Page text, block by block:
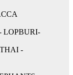
LOPBURI-
-